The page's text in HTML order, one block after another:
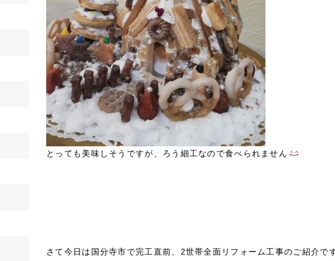
とっても美味しそうですが、ろう細工なので食べられません
さて今日は国分寺市で完工直前、2世帯全面リフォーム工事のご紹介です